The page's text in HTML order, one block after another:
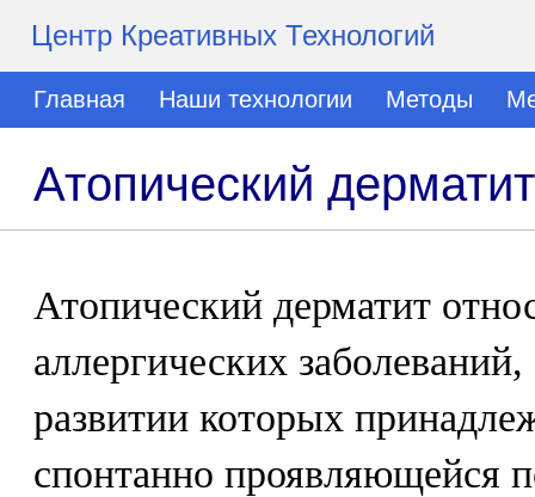
Центр Креативных Технологий
Главная Наши технологии Методы
Атопический дерматит
Атопический дерматит
аллергических
развитии которых
спонтанно проявляющейся